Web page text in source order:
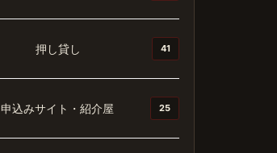
押し貸し 41
申込みサイト・紹介屋 25